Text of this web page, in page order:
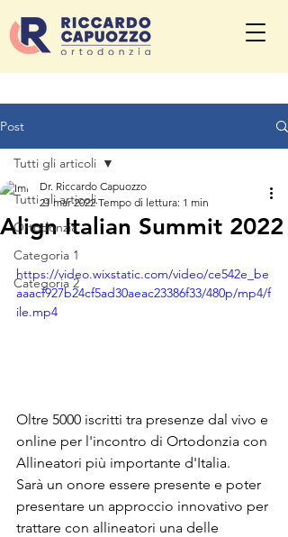
Post
Tutti gli articoli
Ortodonzia
Categoria 1
Categoria 2
Tutti gli articoli
Align Italian Summit 2022
Dr. Riccardo Capuozzo
21 mar 2022 Tempo di lettura: 1 min
https://video.wixstatic.com/video/ce542e_be
aaacf927b24cf5ad30aeac23386f33/480p/mp4/f
ile.mp4
Oltre 5000 iscritti tra presenze dal vivo e
online per l'incontro di Ortodonzia con
Allineatori più importante d'Italia.
Sarà un onore essere presente e poter
presentare un approccio innovativo per
trattare con allineatori una delle